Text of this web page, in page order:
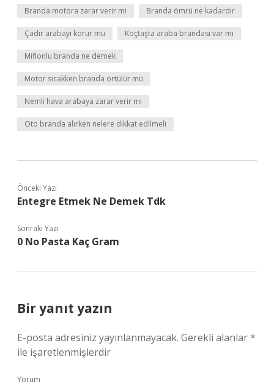
Branda motora zarar verir mi Branda ömrü ne kadardır
Çadır arabayı korur mu Koçtaşta araba brandası var mı
Miflonlu branda ne demek
Motor sıcakken branda örtülür mü
Nemli hava arabaya zarar verir mi
Oto branda alırken nelere dikkat edilmeli
Önceki Yazı
Entegre Etmek Ne Demek Tdk
Sonraki Yazı
0 No Pasta Kaç Gram
Bir yanıt yazın
E-posta adresiniz yayınlanmayacak. Gerekli alanlar*
ile işaretlenmişlerdir
Yorum